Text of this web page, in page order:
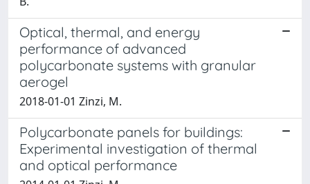
Optical, thermal, and energy
performance of advanced
polycarbonate systems with granular
aerogel
2018-01-01 Zinzi, M.
Polycarbonate panels for buildings:
Experimental investigation of thermal
and optical performance